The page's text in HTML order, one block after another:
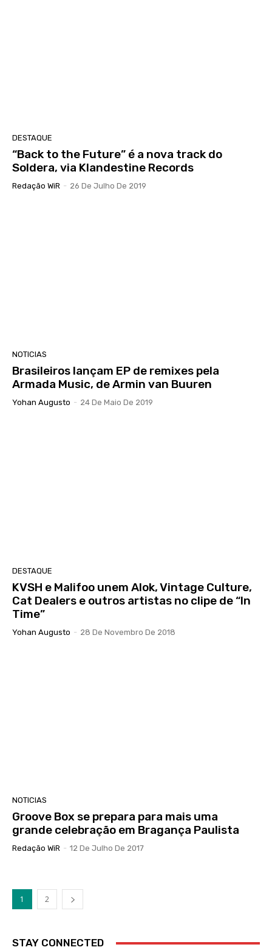
DESTAQUE
“Back to the Future” é a nova track do
Soldera, via Klandestine Records
Redação WiR - 26 De Julho De 2019
NOTICIAS
Brasileiros lançam EP de remixes pela
Armada Music, de Armin van Buuren
Yohan Augusto - 24 De Maio De 2019
DESTAQUE
KVSH e Malifoo unem Alok, Vintage Culture,
Cat Dealers e outros artistas no clipe de “In
Time”
Yohan Augusto - 28 De Novembro De 2018
NOTICIAS
Groove Box se prepara para mais uma
grande celebração em Bragança Paulista
Redação WiR - 12 De Julho De 2017
1 2
STAY CONNECTED